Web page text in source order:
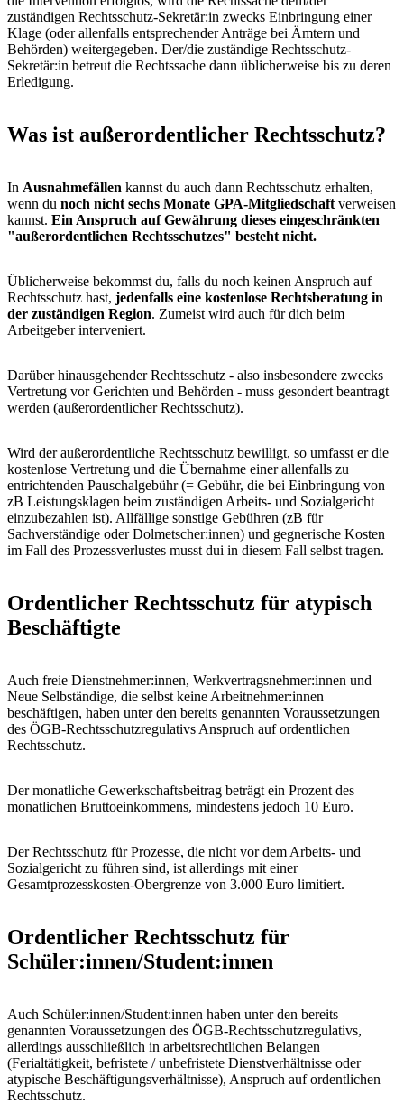
zuständigen Rechtsschutz-Sekretär:in zwecks Einbringung einer
Klage (oder allenfalls entsprechender Anträge bei Ämtern und
Behörden) weitergegeben. Der/die zuständige Rechtsschutz-
Sekretär:in betreut die Rechtssache dann üblicherweise bis zu deren
Erledigung.
Was ist außerordentlicher Rechtsschutz?
In Ausnahmefällen kannst du auch dann Rechtsschutz erhalten,
wenn du noch nicht sechs Monate GPA-Mitgliedschaft verweisen
kannst. Ein Anspruch auf Gewährung dieses eingeschränkten
"außerordentlichen Rechtsschutzes" besteht nicht.
Üblicherweise bekommst du, falls du noch keinen Anspruch auf
Rechtsschutz hast, jedenfalls eine kostenlose Rechtsberatung in
der zuständigen Region. Zumeist wird auch für dich beim
Arbeitgeber interveniert.
Darüber hinausgehender Rechtsschutz - also insbesondere zwecks
Vertretung vor Gerichten und Behörden - muss gesondert beantragt
werden (außerordentlicher Rechtsschutz).
Wird der außerordentliche Rechtsschutz bewilligt, so umfasst er die
kostenlose Vertretung und die Übernahme einer allenfalls zu
entrichtenden Pauschalgebühr (= Gebühr, die bei Einbringung von
zB Leistungsklagen beim zuständigen Arbeits- und Sozialgericht
einzubezahlen ist). Allfällige sonstige Gebühren (zB für
Sachverständige oder Dolmetscher:innen) und gegnerische Kosten
im Fall des Prozessverlustes musst dui in diesem Fall selbst tragen.
Ordentlicher Rechtsschutz für atypisch
Beschäftigte
Auch freie Dienstnehmer:innen, Werkvertragsnehmer:innen und
Neue Selbständige, die selbst keine Arbeitnehmer:innen
beschäftigen, haben unter den bereits genannten Voraussetzungen
des ÖGB-Rechtsschutzregulativs Anspruch auf ordentlichen
Rechtsschutz.
Der monatliche Gewerkschaftsbeitrag beträgt ein Prozent des
monatlichen Bruttoeinkommens, mindestens jedoch 10 Euro.
Der Rechtsschutz für Prozesse, die nicht vor dem Arbeits- und
Sozialgericht zu führen sind, ist allerdings mit einer
Gesamtprozesskosten-Obergrenze von 3.000 Euro limitiert.
Ordentlicher Rechtsschutz für
Schüler:innen/Student:innen
Auch Schüler:innen/Student:innen haben unter den bereits
genannten Voraussetzungen des ÖGB-Rechtsschutzregulativs,
allerdings ausschließlich in arbeitsrechtlichen Belangen
(Ferialtätigkeit, befristete / unbefristete Dienstverhältnisse oder
atypische Beschäftigungsverhältnisse), Anspruch auf ordentlichen
Rechtsschutz.